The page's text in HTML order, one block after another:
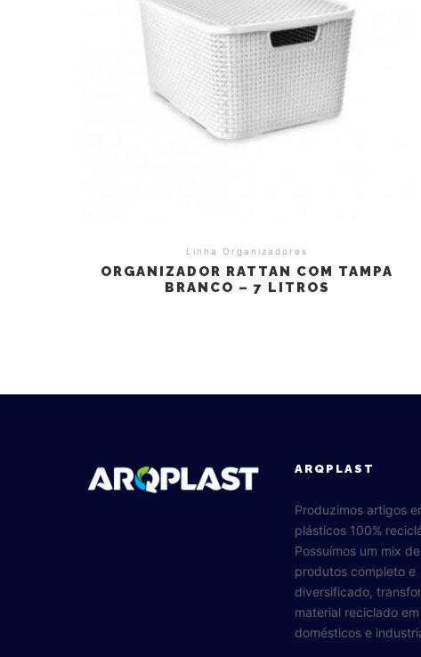
Linha Organizadores
ORGANIZADOR RATTAN COM TAMPA
BRANCO – 7 LITROS
ARQPLAST
Produzimos artigos
plásticos 100%
Possuímos um mix de
produtos completo e
diversificado,
material reciclado
domésticos e